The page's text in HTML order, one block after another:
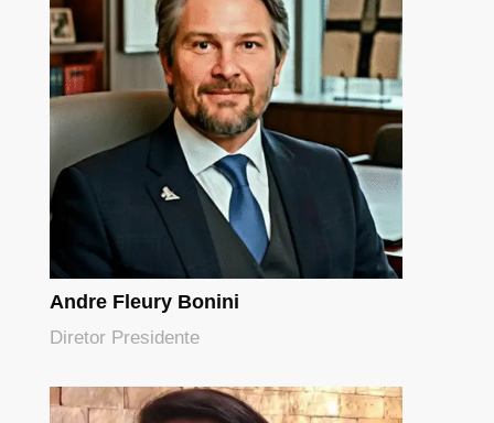
Andre Fleury Bonini
Diretor Presidente